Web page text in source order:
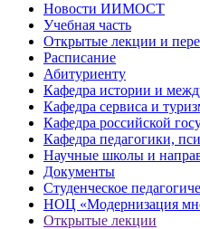
Новости ИИМОСТ
Учебная часть
Открытые лекции и
Расписание
Абитуриенту
Кафедра истории и
Кафедра сервиса и
Кафедра российской
Кафедра педагогики,
Научные школы и
Документы
Студенческое
НОЦ «Модернизация
Открытые лекции